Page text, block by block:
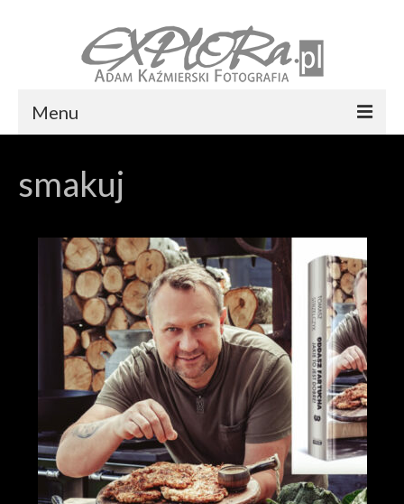
Menu
Reportaż ślubny
Usługi
Portfolio
Blog
Kontakt
smakuj